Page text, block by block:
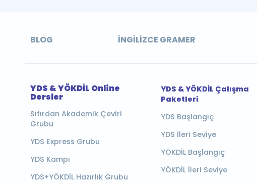
BLOG İNGILIZCE GRAMER
YDS & YÖKDİL Online
Dersler
Sıfırdan Akademik Çeviri
Grubu
YDS Express Grubu
YDS Kampı
YDS+YÖKDİL Hazırlık Grubu
YDS & YÖKDİL Çalışma
Paketleri
YDS Başlangıç
YDS İleri Seviye
YÖKDİL Başlangıç
YÖKDİL İleri Seviye